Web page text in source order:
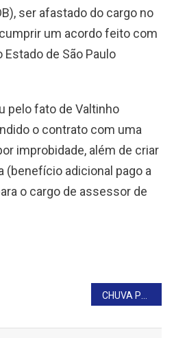
ser afastado do cargo no
um acordo feito com
de São Paulo
pelo fato de Valtinho
o contrato com uma
improbidade, além de criar
(benefício adicional pago a
o cargo de assessor de